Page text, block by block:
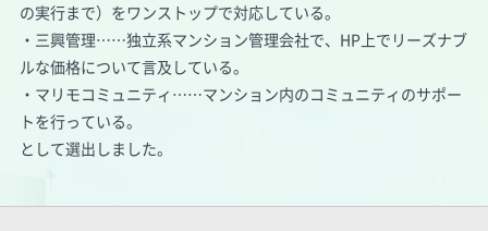
の実行まで）をワンストップで対応している。
・三興管理……独立系マンション管理会社で、HP上でリーズナブ
ルな価格について言及している。
・マリモコミュニティ……マンション内のコミュニティのサポー
トを行っている。
として選出しました。